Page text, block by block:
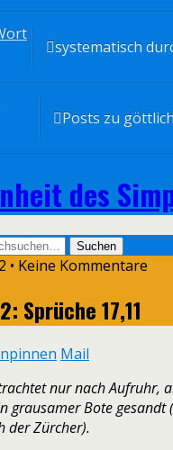
systematisch
Posts zu
des
• Keine Kommentare
Sprüche 17,11
Mail
nur nach Aufruhr,
grausamer Bote gesandt
der Zürcher).